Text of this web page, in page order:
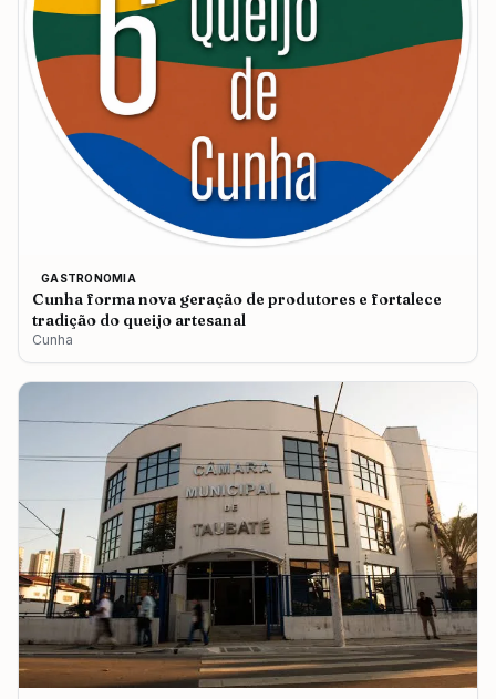
GASTRONOMIA
Cunha forma nova geração de produtores e fortalece
tradição do queijo artesanal
Cunha